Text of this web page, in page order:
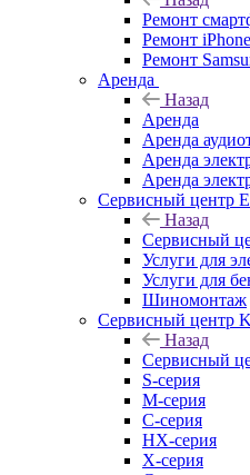
Ремонт
Ремонт iPhone
Ремонт
Аренда
Назад
Аренда
Аренда
Аренда
Аренда
Сервисный центр
Назад
Сервисный
Услуги для
Услуги для
Шиномонтаж
Сервисный центр
Назад
Сервисный
S-cерия
M-серия
С-серия
HX-серия
X-серия